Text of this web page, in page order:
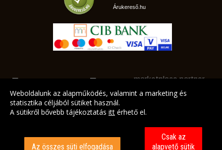
Árukereső.hu
marketplace partner
Weboldalunk az alapműködés, valamint a marketing és
statisztika céljából sütiket használ.
A sütikről bővebb tájékoztatás itt érhető el.
Az összes süti elfogadása
Csak az
alapvető sütik